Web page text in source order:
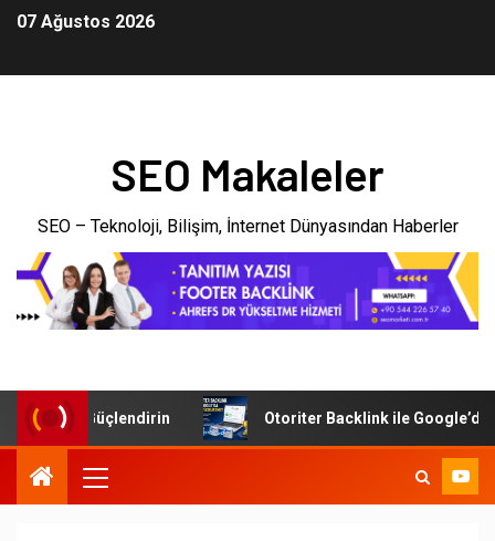
07 Ağustos 2026
SEO Makaleler
SEO – Teknoloji, Bilişim, İnternet Dünyasından Haberler
Güçlendirin Otoriter Backlink ile Google’da